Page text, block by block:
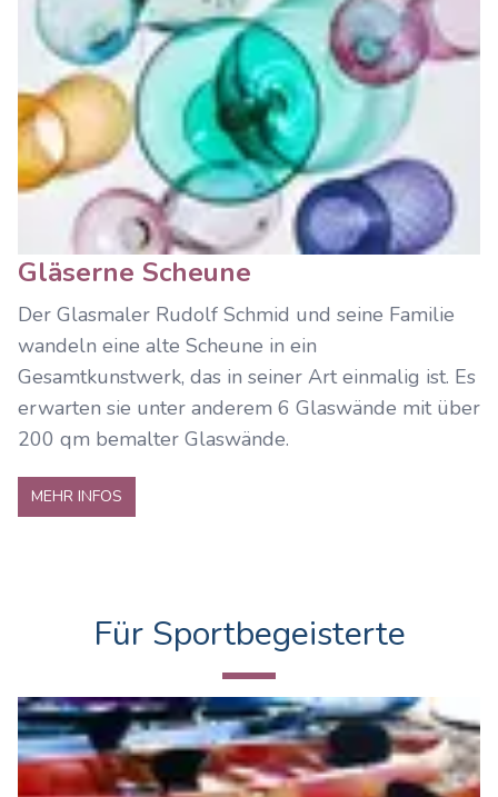
Gläserne Scheune
Der Glasmaler Rudolf Schmid und seine Familie
wandeln eine alte Scheune in ein
Gesamtkunstwerk, das in seiner Art einmalig ist. Es
erwarten sie unter anderem 6 Glaswände mit über
200 qm bemalter Glaswände.
MEHR INFOS
Für Sportbegeisterte